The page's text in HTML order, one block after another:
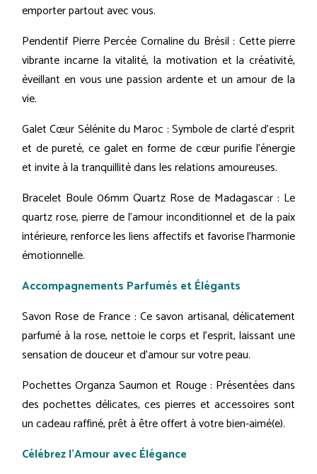
emporter partout avec vous.
Pendentif Pierre Percée Cornaline du Brésil : Cette pierre
vibrante incarne la vitalité, la motivation et la créativité,
éveillant en vous une passion ardente et un amour de la
vie.
Galet Cœur Sélénite du Maroc : Symbole de clarté d'esprit
et de pureté, ce galet en forme de cœur purifie l'énergie
et invite à la tranquillité dans les relations amoureuses.
Bracelet Boule 06mm Quartz Rose de Madagascar : Le
quartz rose, pierre de l'amour inconditionnel et de la paix
intérieure, renforce les liens affectifs et favorise l'harmonie
émotionnelle.
Accompagnements Parfumés et Élégants
Savon Rose de France : Ce savon artisanal, délicatement
parfumé à la rose, nettoie le corps et l'esprit, laissant une
sensation de douceur et d'amour sur votre peau.
Pochettes Organza Saumon et Rouge : Présentées dans
des pochettes délicates, ces pierres et accessoires sont
un cadeau raffiné, prêt à être offert à votre bien-aimé(e).
Célébrez l'Amour avec Élégance